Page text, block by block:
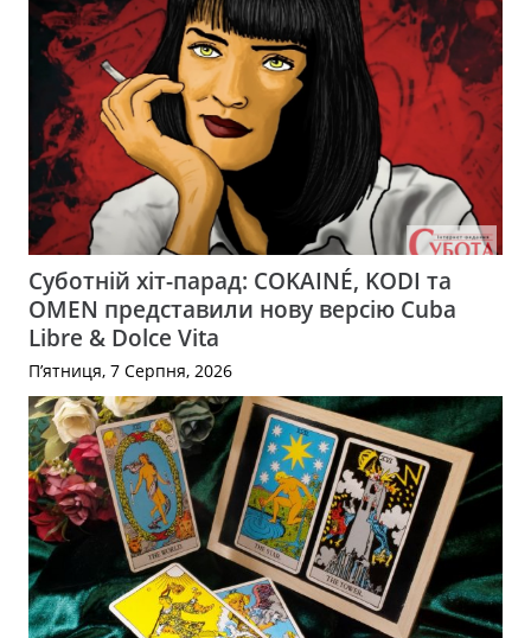
Суботній хіт-парад: COKAINÉ, KODI та
OMEN представили нову версію Cuba
Libre & Dolce Vita
П’ятниця, 7 Серпня, 2026